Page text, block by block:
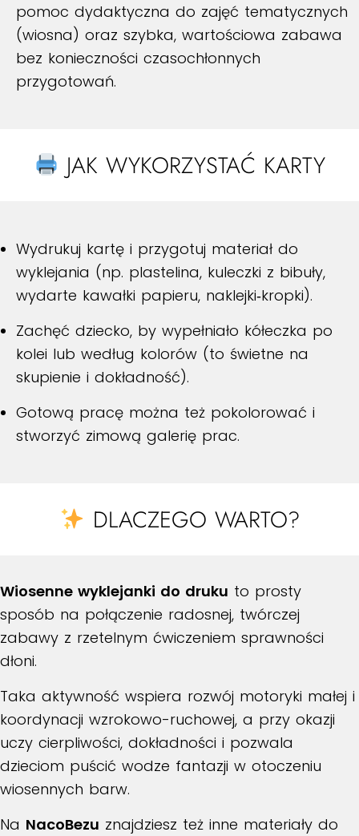
pomoc dydaktyczna do zajęć tematycznych
(wiosna) oraz szybka, wartościowa zabawa
bez konieczności czasochłonnych
przygotowań.
JAK WYKORZYSTAĆ KARTY
Wydrukuj kartę i przygotuj materiał do
wyklejania (np. plastelina, kuleczki z bibuły,
wydarte kawałki papieru, naklejki‑kropki).
Zachęć dziecko, by wypełniało kółeczka po
kolei lub według kolorów (to świetne na
skupienie i dokładność).
Gotową pracę można też pokolorować i
stworzyć zimową galerię prac.
DLACZEGO WARTO?
Wiosenne wyklejanki do druku to prosty
sposób na połączenie radosnej, twórczej
zabawy z rzetelnym ćwiczeniem sprawności
dłoni.
Taka aktywność wspiera rozwój motoryki małej i
koordynacji wzrokowo-ruchowej, a przy okazji
uczy cierpliwości, dokładności i pozwala
dzieciom puścić wodze fantazji w otoczeniu
wiosennych barw.
Na NacoBezu znajdziesz też inne materiały do